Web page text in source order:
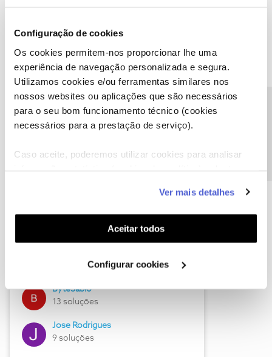
Configuração de cookies
Os cookies permitem-nos proporcionar lhe uma
experiência de navegação personalizada e segura.
Utilizamos cookies e/ou ferramentas similares nos
nossos websites ou aplicações que são necessários
para o seu bom funcionamento técnico (cookies
necessários para a prestação de serviço).
Caso aceite, poderemos utilizar cookies para analisar
funcionalidades (cookies de personalização e
funcionalidade) e adaptar anúncios aos seus interesses
(cookies de publicidade personalizada). Pode gerir a
utilização dos cookies clicando em "Configurar
Ver mais detalhes
Aceitar todos
Configurar cookies
Descubra as novidades de julho
Hall of Fame de julho
17 soluções
ByteSábio
13 soluções
Jose Rodrigues
9 soluções